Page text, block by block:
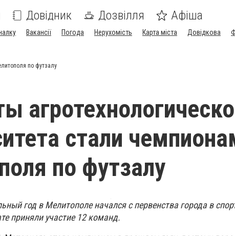
Довідник Дозвілля Афіша
Вакансії Погода Нерухомість Карта міста Довідкова
по футзалу
стали
по футзалу
год в Мелитополе начался с первенства города в
приняли участие 12 команд.